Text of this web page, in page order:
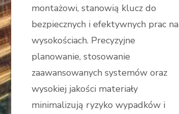
montażowi, stanowią klucz do
bezpiecznych i efektywnych prac na
wysokościach. Precyzyjne
planowanie, stosowanie
zaawansowanych systemów oraz
wysokiej jakości materiały
minimalizują ryzyko wypadków i